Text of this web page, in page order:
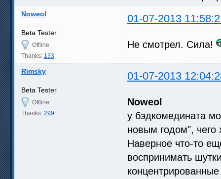
Noweol 01-07-2013
Beta Tester
Offline
Thanks: 133
Не смотрел. Сила!
Rimsky 01-07-2013
Beta Tester
Offline
Thanks: 299
Noweol
у бэдкомедината
новым годом", чего
Наверное что-то
воспринимать
концентрированные